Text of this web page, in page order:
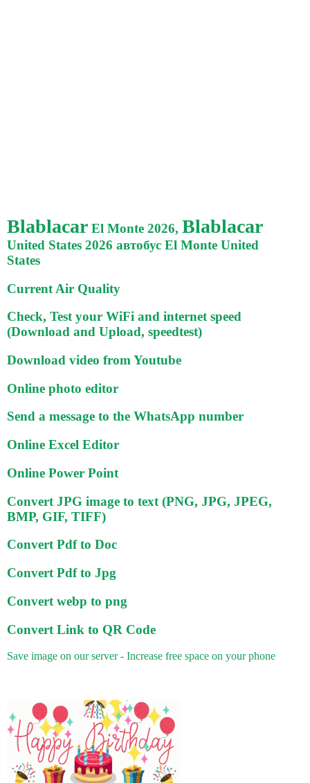
Blablacar El Monte 2026, Blablacar
United States 2026 автобус El Monte United
States
Current Air Quality
Check, Test your WiFi and internet speed
(Download and Upload, speedtest)
Download video from Youtube
Online photo editor
Send a message to the WhatsApp number
Online Excel Editor
Online Power Point
Convert JPG image to text (PNG, JPG, JPEG,
BMP, GIF, TIFF)
Convert Pdf to Doc
Convert Pdf to Jpg
Convert webp to png
Convert Link to QR Code
Save image on our server - Increase free space on your phone